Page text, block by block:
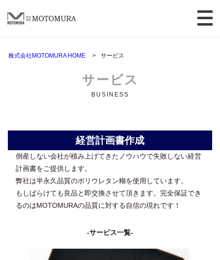
株式会社MOTOMURA HOME サービス
サービス
BUSINESS
経営計画書作成
倒産しない会社が積み上げてきたノウハウで失敗しない経営
計画書をご提供します。
弊社は半永久品質のポリウレタン糊を使用しています。
もしばらけても良品と即交換させて頂きます。完全保証でき
るのはMOTOMURAの品質に対する自信の現れです！
-サービス一覧-